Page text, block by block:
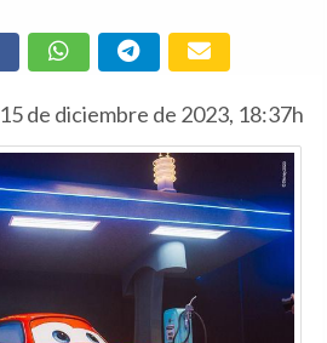
15 de diciembre de 2023, 18:37h